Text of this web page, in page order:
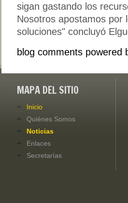
sigan gastando los
Nosotros apostamos por
soluciones" concluyó
blog comments powered
MAPA DEL SITIO
Inicio
Quiénes Somos
Noticias
Enlaces
Secretarías